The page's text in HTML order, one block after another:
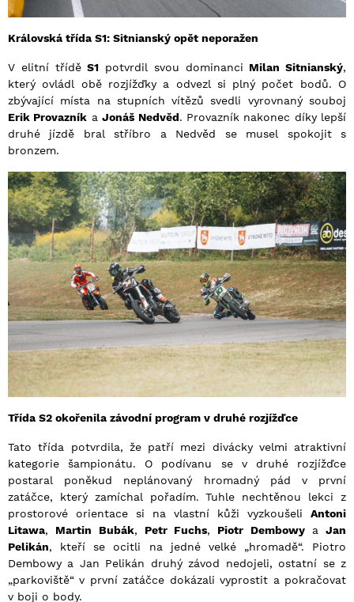
Královská třída S1: Sitnianský opět neporažen
V elitní tříděS1 potvrdil svou dominanci Milan Sitnianský,
který ovládl obě rozjížďky a odvezl si plný počet bodů. O
zbývající místa na stupních vítězů svedli vyrovnaný souboj
Erik Provazník aJonáš Nedvěd. Provazník nakonec díky lepší
druhé jízdě bral stříbro a Nedvěd se musel spokojit s
bronzem.
Třída S2 okořenila závodní program v druhé rozjížďce
Tato třída potvrdila, že patří mezi divácky velmi atraktivní
kategorie šampionátu. O podívanu se v druhé rozjížďce
postaral poněkud neplánovaný hromadný pád v první
zatáčce, který zamíchal pořadím. Tuhle nechtěnou lekci z
prostorové orientace si na vlastní kůži vyzkoušeli Antoni
Litawa, Martin Bubák, Petr Fuchs, Piotr Dembowya Jan
Pelikán, kteří se ocitli na jedné velké „hromadě“. Piotro
Dembowy a Jan Pelikán druhý závod nedojeli, ostatní se z
„parkoviště“ v první zatáčce dokázali vyprostit a pokračovat
v boji o body.